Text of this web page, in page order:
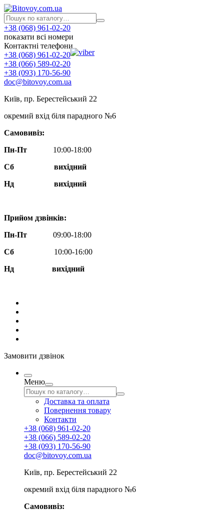
+38 (068) 961-02-20
показати всі номери
Контактні телефони
+38 (068) 961-02-20
+38 (066) 589-02-20
+38 (093) 170-56-90
doc@bitovoy.com.ua
Київ, пр. Берестейський 22
окремий вхід біля парадного №6
Самовивіз:
Пн-Пт
10:00-18:00
Сб
вихідний
Нд
вихідний
Прийом дзвінків:
Пн-Пт
09:00-18:00
Сб
10:00-16:00
Нд вихідний
Замовити дзвінок
Меню
Доставка та оплата
Повернення товару
Контакти
+38 (068) 961-02-20
+38 (066) 589-02-20
+38 (093) 170-56-90
doc@bitovoy.com.ua
Київ, пр. Берестейський 22
окремий вхід біля парадного №6
Самовивіз: